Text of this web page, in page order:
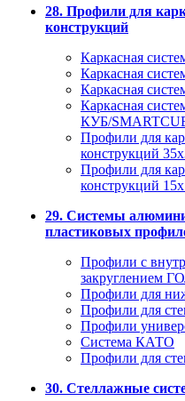
28. Профили для
конструкций
Каркасная
Каркасная
Каркасная
Каркасная
КУБ/
Профили для
конструкций
Профили для
конструкций
29. Системы
пластиковых
Профили с
закруглением
Профили для
Профили для
Профили
Система КАТО
Профили для
30. Стеллажные